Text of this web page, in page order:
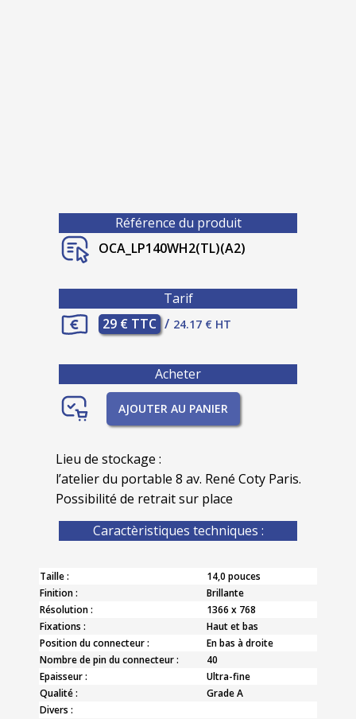
Référence du produit
OCA_LP140WH2(TL)(A2)
Tarif
29 € TTC / 24.17 € HT
Acheter
AJOUTER AU PANIER
Lieu de stockage :
l’atelier du portable 8 av. René Coty Paris.
Possibilité de retrait sur place
Caractèristiques techniques :
Taille :
14,0 pouces
Finition :
Brillante
Résolution :
1366 x 768
Fixations :
Haut et bas
Position du connecteur :
En bas à droite
Nombre de pin du connecteur :
40
Epaisseur :
Ultra-fine
Qualité :
Grade A
Divers :